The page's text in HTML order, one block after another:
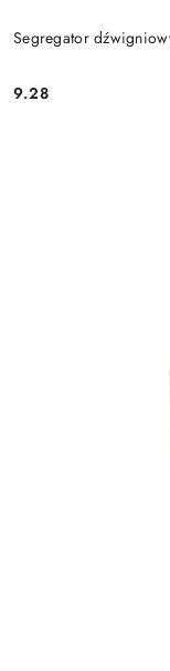
Segregator
Cena:
9.28